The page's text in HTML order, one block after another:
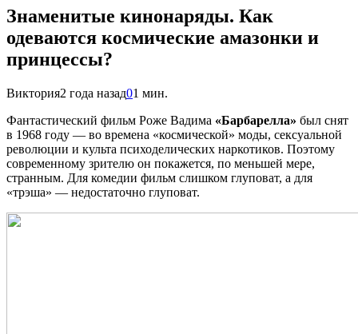
Знаменитые кинонаряды. Как
одеваются космические амазонки и
принцессы?
Виктория2 года назад01 мин.
Фантастический фильм Роже Вадима «Барбарелла» был снят
в 1968 году — во времена «космической» моды, сексуальной
революции и культа психоделических наркотиков. Поэтому
современному зрителю он покажется, по меньшей мере,
странным. Для комедии фильм слишком глуповат, а для
«трэша» — недостаточно глуповат.